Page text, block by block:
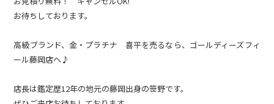
お待ちしております。
高級ブランド、金・プラチナ 喜平を売るなら、ゴールディーズフィ
ール藤岡店へ♪
店長は鑑定歴12年の地元の藤岡出身の笹野です。